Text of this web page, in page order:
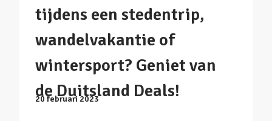
tijdens een stedentrip,
wandelvakantie of
wintersport? Geniet van
de Duitsland Deals!
20 februari 2023